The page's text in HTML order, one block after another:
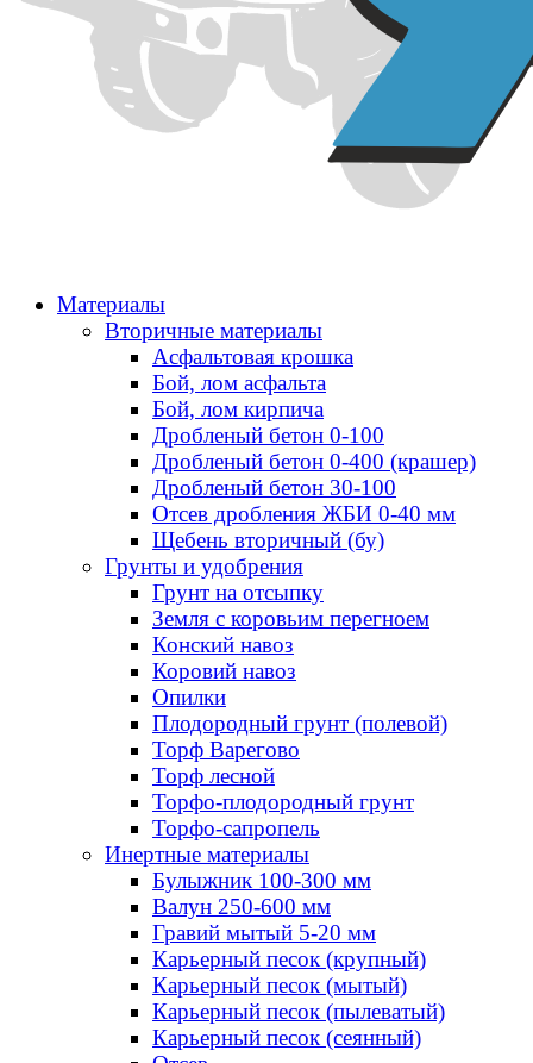
Материалы
Вторичные материалы
Асфальтовая крошка
Бой, лом асфальта
Бой, лом кирпича
Дробленый бетон 0-100
Дробленый бетон 0-400 (крашер)
Дробленый бетон 30-100
Отсев дробления ЖБИ 0-40 мм
Щебень вторичный (бу)
Грунты и удобрения
Грунт на отсыпку
Земля с коровьим перегноем
Конский навоз
Коровий навоз
Опилки
Плодородный грунт (полевой)
Торф Варегово
Торф лесной
Торфо-плодородный грунт
Торфо-сапропель
Инертные материалы
Булыжник 100-300 мм
Валун 250-600 мм
Гравий мытый 5-20 мм
Карьерный песок (крупный)
Карьерный песок (мытый)
Карьерный песок (пылеватый)
Карьерный песок (сеянный)